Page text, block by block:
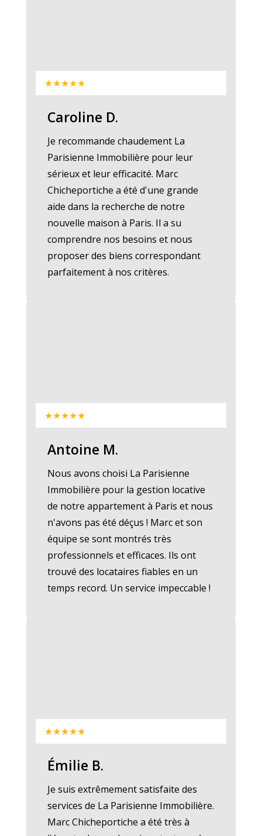
★★★★★
Caroline D.
Je recommande chaudement La
Parisienne Immobilière pour leur
sérieux et leur efficacité. Marc
Chicheportiche a été d'une grande
aide dans la recherche de notre
nouvelle maison à Paris. Il a su
comprendre nos besoins et nous
proposer des biens correspondant
parfaitement à nos critères.
★★★★★
Antoine M.
Nous avons choisi La Parisienne
Immobilière pour la gestion locative
de notre appartement à Paris et nous
n'avons pas été déçus ! Marc et son
équipe se sont montrés très
professionnels et efficaces. Ils ont
trouvé des locataires fiables en un
temps record. Un service impeccable !
★★★★★
Émilie B.
Je suis extrêmement satisfaite des
services de La Parisienne Immobilière.
Marc Chicheportiche a été très à